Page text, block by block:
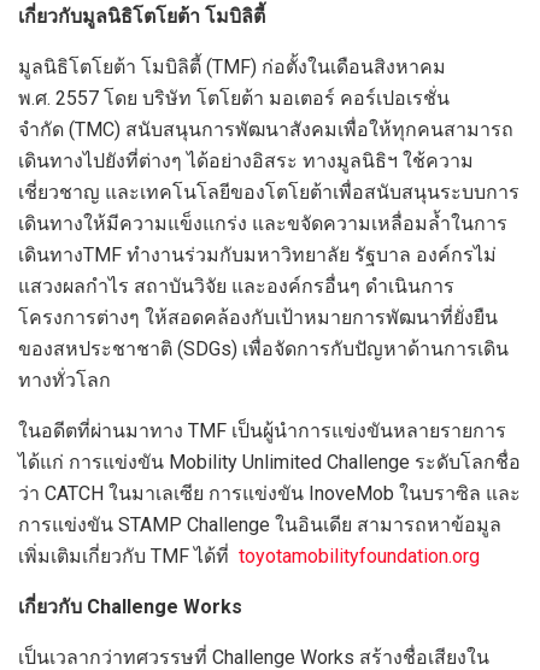
เกี่ยวกับมูลนิธิโตโยต้า โมบิลิตี้
มูลนิธิโตโยต้า โมบิลิตี้ (TMF) ก่อตั้งในเดือนสิงหาคม
พ.ศ. 2557 โดย บริษัท โตโยต้า มอเตอร์ คอร์เปอเรชั่น
จำกัด (TMC) สนับสนุนการพัฒนาสังคมเพื่อให้ทุกคนสามารถ
เดินทางไปยังที่ต่างๆ ได้อย่างอิสระ ทางมูลนิธิฯ ใช้ความ
เชี่ยวชาญ และเทคโนโลยีของโตโยต้าเพื่อสนับสนุนระบบการ
เดินทางให้มีความแข็งแกร่ง และขจัดความเหลื่อมล้ำในการ
เดินทางTMF ทำงานร่วมกับมหาวิทยาลัย รัฐบาล องค์กรไม่
แสวงผลกำไร สถาบันวิจัย และองค์กรอื่นๆ ดำเนินการ
โครงการต่างๆ ให้สอดคล้องกับเป้าหมายการพัฒนาที่ยั่งยืน
ของสหประชาชาติ (SDGs) เพื่อจัดการกับปัญหาด้านการเดิน
ทางทั่วโลก
ในอดีตที่ผ่านมาทาง TMF เป็นผู้นำการแข่งขันหลายรายการ
ได้แก่ การแข่งขัน Mobility Unlimited Challenge ระดับโลกชื่อ
ว่า CATCH ในมาเลเซีย การแข่งขัน InoveMob ในบราซิล และ
การแข่งขัน STAMP Challenge ในอินเดีย สามารถหาข้อมูล
เพิ่มเติมเกี่ยวกับ TMF ได้ที่ toyotamobilityfoundation.org
เกี่ยวกับ Challenge Works
เป็นเวลากว่าทศวรรษที่ Challenge Works สร้างชื่อเสียงใน